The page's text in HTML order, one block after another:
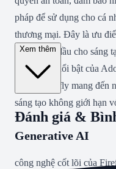
pháp để sử dụng cho cá
thương mại. Đây là ưu
chọn hàng đầu cho sáng
Tính năng nổi bật của
Adobe Firefly mang đến
sáng tạo không giới hạn
Generative AI
công nghệ cốt lõi của
Xem thêm
Đánh giá &